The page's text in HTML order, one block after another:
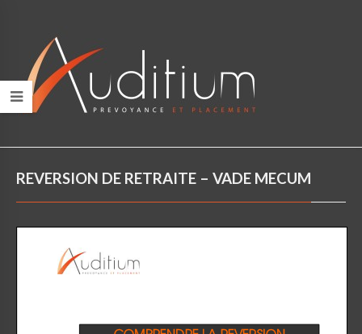
REVERSION DE RETRAITE – VADE MECUM